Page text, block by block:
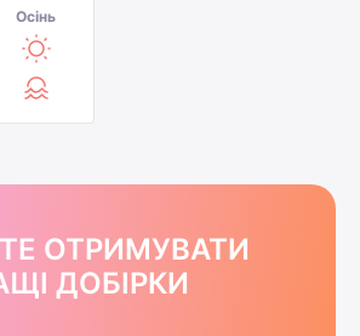
Осінь
ОТРИМУВАТИ
ДОБІРКИ